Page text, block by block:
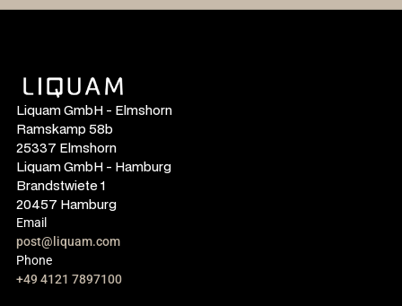
Liquam GmbH - Elmshorn
Ramskamp 58b
25337 Elmshorn
Liquam GmbH - Hamburg
Brandstwiete 1
20457 Hamburg
Email
post@liquam.com
Phone
+49 4121 7897100